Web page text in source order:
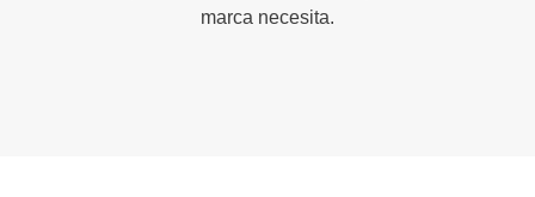
marca necesita.